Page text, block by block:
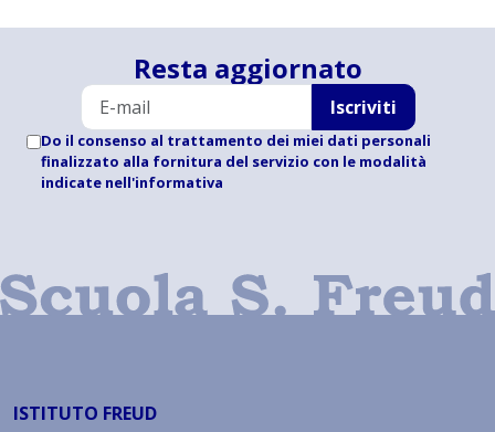
Resta aggiornato
Iscriviti
Do il consenso al trattamento dei miei dati personali
finalizzato alla fornitura del servizio con le modalità
indicate nell'informativa
ISTITUTO FREUD